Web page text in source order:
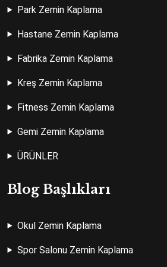
Park Zemin Kaplama
Hastane Zemin Kaplama
Fabrika Zemin Kaplama
Kreş Zemin Kaplama
Fitness Zemin Kaplama
Gemi Zemin Kaplama
ÜRÜNLER
Blog Başlıkları
Okul Zemin Kaplama
Spor Salonu Zemin Kaplama